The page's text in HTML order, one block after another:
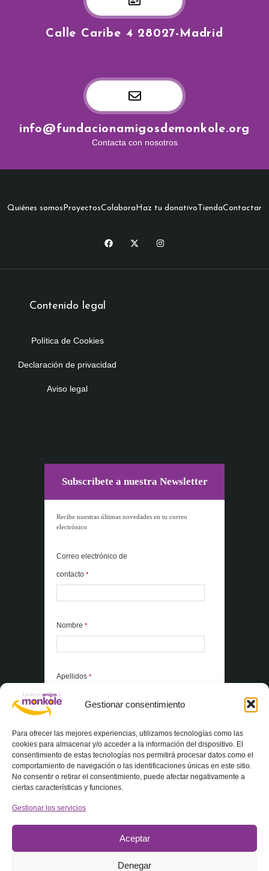
Gestionar consentimiento
Para ofrecer las mejores experiencias, utilizamos tecnologías como las
cookies para almacenar y/o acceder a la información del dispositivo. El
consentimiento de estas tecnologías nos permitirá procesar datos como el
comportamiento de navegación o las identificaciones únicas en este sitio.
No consentir o retirar el consentimiento, puede afectar negativamente a
ciertas características y funciones.
Gestionar los servicios
Aceptar
Denegar
Calle Caribe 4 28027-Madrid
info@fundacionamigosdemonkole.org
Contacta con nosotros
Quiénes somosProyectosColaboraHaz tu donativo TiendaContactar
Contenido legal
Política de Cookies
Declaración de privacidad
Aviso legal
Subscríbete a nuestra Newsletter
Recibe nuestras últimas novedades en tu correo
electrónico
Correo electrónico de
contacto *
Nombre *
Apellidos *
*Elementos obligatorios
Política de privacidad